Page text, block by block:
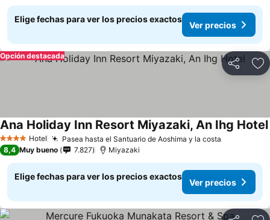
Elige fechas para ver los precios exactos
Ver precios
Compartir
Opción destacada
4 EstrellasHotel Pasea hasta el Santuario de Aoshima y la costa
Ana Holiday Inn Resort Miyazaki, An Ihg Hotel
8,4 Muy bueno 7.827 Miyazaki
Elige fechas para ver los precios exactos
Ver precios